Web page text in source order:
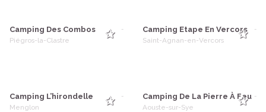
-
Camping Des Combos
Piégros-la-Clastre
-
Camping Etape En Vercors
Saint-Agnan-en-Vercors
-
Camping L’hirondelle
Menglon
-
Camping De La Pierre À Feu
Aouste-sur-Sye